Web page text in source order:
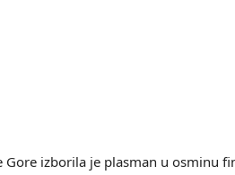
izborila je plasman u osminu